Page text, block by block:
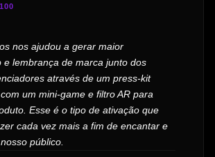
nos ajudou a gerar maior
e lembrança de marca junto dos
através de um press-kit
um mini-game e filtro AR para
Esse é o tipo de ativação que
cada vez mais a fim de encantar e
público.